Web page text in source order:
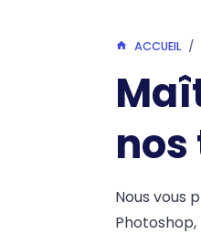
ACCUEIL
Nous vous